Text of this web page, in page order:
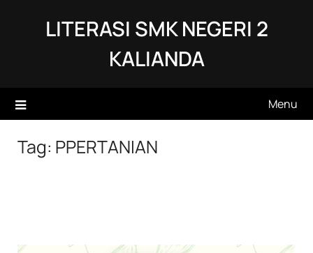
LITERASI SMK NEGERI 2
KALIANDA
Menu
Tag: PPERTANIAN